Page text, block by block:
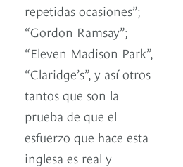
repetidas ocasiones”;
“Gordon Ramsay”;
“Eleven Madison Park”,
“Claridge’s”, y así otros
tantos que son la
prueba de que el
esfuerzo que hace esta
inglesa es real y